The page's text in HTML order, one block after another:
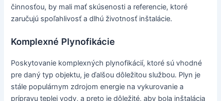
činnosťou, by mali mať skúsenosti a referencie, ktoré
zaručujú spoľahlivosť a dlhú životnosť inštalácie.
Komplexné Plynofikácie
Poskytovanie komplexných plynofikácií, ktoré sú vhodné
pre daný typ objektu, je ďalšou dôležitou službou. Plyn je
stále populárnym zdrojom energie na vykurovanie a
prípravu teplej vody, a preto je dôležité, aby bola inštalácia